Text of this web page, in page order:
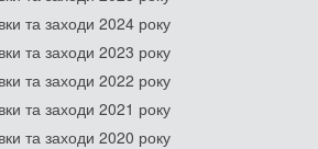
та заходи 2024 року
та заходи 2023 року
та заходи 2022 року
та заходи 2021 року
та заходи 2020 року